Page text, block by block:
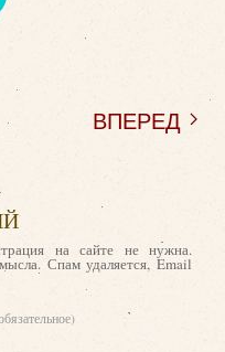
ВПЕРЕД
на сайте не нужна.
Спам удаляется, Email